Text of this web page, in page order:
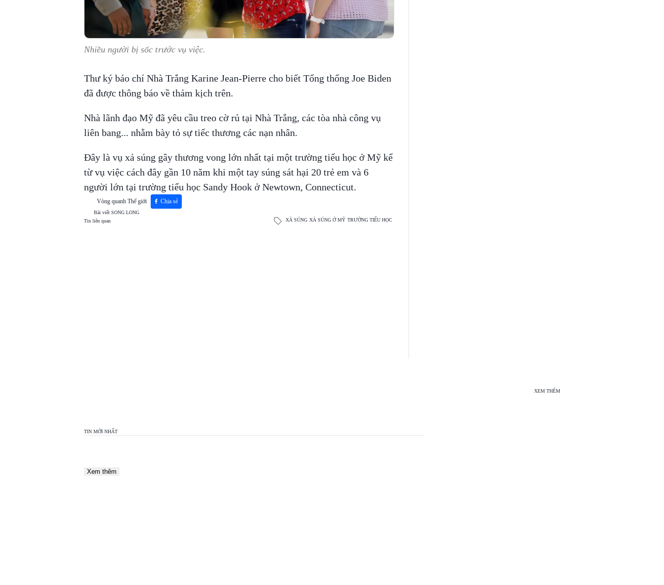
Nhiều người bị sốc trước vụ việc.
Thư ký báo chí Nhà Trắng Karine Jean-Pierre cho biết Tổng thống Joe Biden
đã được thông báo về thảm kịch trên.
Nhà lãnh đạo Mỹ đã yêu cầu treo cờ rủ tại Nhà Trắng, các tòa nhà công vụ
liên bang... nhằm bày tỏ sự tiếc thương các nạn nhân.
Đây là vụ xả súng gây thương vong lớn nhất tại một trường tiểu học ở Mỹ kể
từ vụ việc cách đây gần 10 năm khi một tay súng sát hại 20 trẻ em và 6
người lớn tại trường tiểu học Sandy Hook ở Newtown, Connecticut.
Vòng quanh Thế giới Chia sẻ
Bài viết SONG LONG
Tin liên quan
XẢ SÚNG XẢ SÚNG Ở MỸ TRƯỜNG TIỂU HỌC
XEM THÊM
TIN MỚI NHẤT
Xem thêm